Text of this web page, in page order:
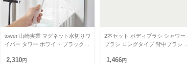
tower 山崎実業 マグネット水切りワ
イパー タワー ホワイト ブラック 5
ワイド
2,310円
2本セット ボディブラシ シャワー
ブラシ ロングタイプ 背中ブラシ シ
ブラシ 角質ケア 垢す
1,466円